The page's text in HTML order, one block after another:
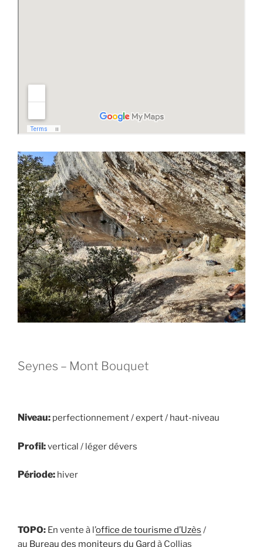
Seynes – Mont Bouquet
Niveau: perfectionnement / expert / haut-niveau
Profil:vertical / léger dévers
Période: hiver
TOPO: En vente à l’office de tourisme d’Uzès /
au Bureau des moniteurs du Gard à Collias